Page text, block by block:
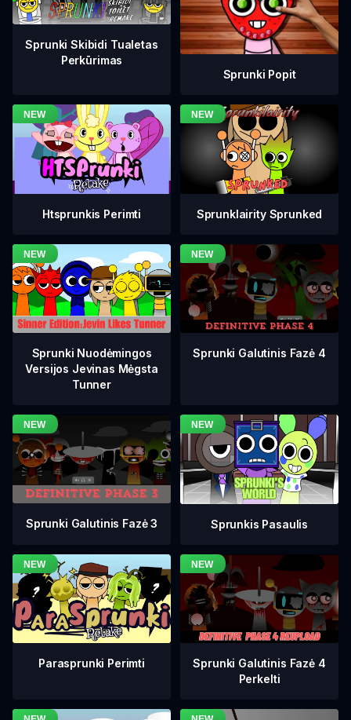
Sprunki Skibidi Tualetas
Perkūrimas
Sprunki Popit
Htsprunkis Perimti Sprunklairity Sprunked
Sprunki Nuodėmingos
Versijos Jevinas Mėgsta
Tunner
Sprunki Galutinis Fazė 4
Sprunki Galutinis Fazė 3 Sprunkis Pasaulis
Parasprunki Perimti
Sprunki Galutinis Fazė 4
Perkelti